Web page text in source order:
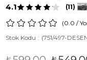
4.1 (11)
0.0 /
Stok Kodu
(751/497-